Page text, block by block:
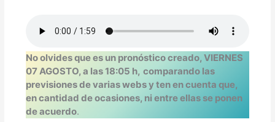
No olvides que es un pronóstico creado, VIERNES
07 AGOSTO, a las 18:05 h, comparando las
previsiones de varias webs y ten en cuenta que,
en cantidad de ocasiones, ni entre ellas se ponen
de acuerdo.